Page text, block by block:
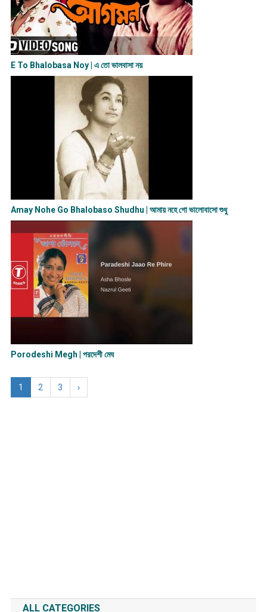
E To Bhalobasa Noy | এ তো ভালবাসা ন​য়
Amay Nohe Go Bhalobaso Shudhu | আমায় নহে গো ভালোবাসো শুধু
Porodeshi Megh | পরদেশী মেঘ
1 2 3 ›
ALL CATEGORIES